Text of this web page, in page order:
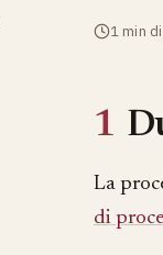
1 min
1
La
di